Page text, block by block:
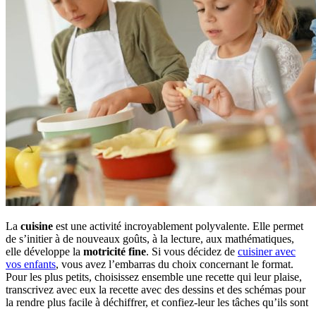
La cuisine est une activité incroyablement polyvalente. Elle permet
de s’initier à de nouveaux goûts, à la lecture, aux mathématiques,
elle développe la motricité fine. Si vous décidez de cuisiner avec
vos enfants, vous avez l’embarras du choix concernant le format.
Pour les plus petits, choisissez ensemble une recette qui leur plaise,
transcrivez avec eux la recette avec des dessins et des schémas pour
la rendre plus facile à déchiffrer, et confiez-leur les tâches qu’ils sont